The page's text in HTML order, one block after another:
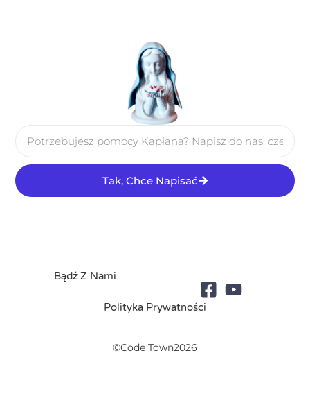
Tak, Chce Napisać
Bądź Z Nami
Polityka Prywatności
©Code Town2026